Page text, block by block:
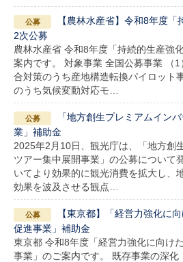
【農林水産省】令和8年度「
2次公募
農林水産省 令和8年度「持続的生産強
案内です。 対象事業 全国公募事業 （
合対策のうち産地構造転換パイロット
のうち気候変動対応モ…
「地方創生プレミアムイン
業」補助金
2025年2月10日、観光庁は、「地方創
ツアー集中展開事業」の公募について
いてより効果的に観光消費を拡大し、
効果を波及させる観点…
【東京都】「経営力強化に
促進事業」補助金
東京都 令和8年度「経営力強化に向け
事業」のご案内です。 既存事業の深